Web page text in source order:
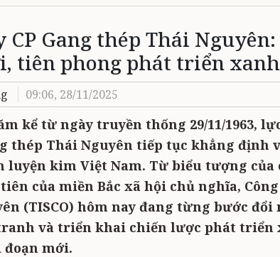
QUỐC TẾ TÀI NGUYÊN - MÔI TRƯỜNG
MỚI VĂN NGHỆ THÁI NGUYÊN
CP Gang thép Thái
tiên phong phát triển xanh
09:06, 28/11/2025
kể từ ngày truyền thống 29/11/1963,
thép Thái Nguyên tiếp tục khẳng định
luyện kim Việt Nam. Từ biểu tượng của
của miền Bắc xã hội chủ nghĩa, Công
(TISCO) hôm nay đang từng bước
và triển khai chiến lược phát triển
mới.